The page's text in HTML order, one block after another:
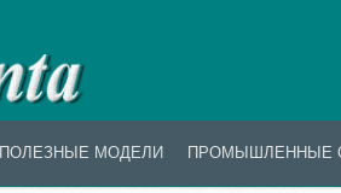
МОДЕЛИ ПРОМЫШЛЕННЫЕ